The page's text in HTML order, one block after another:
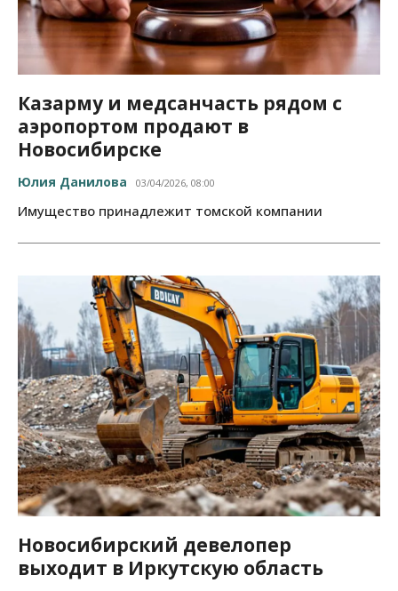
Казарму и медсанчасть рядом с
аэропортом продают в
Новосибирске
Юлия Данилова 03/04/2026, 08:00
Имущество принадлежит томской компании
Новосибирский девелопер
выходит в Иркутскую область